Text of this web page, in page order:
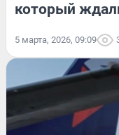
который
5 марта, 2026, 09:09